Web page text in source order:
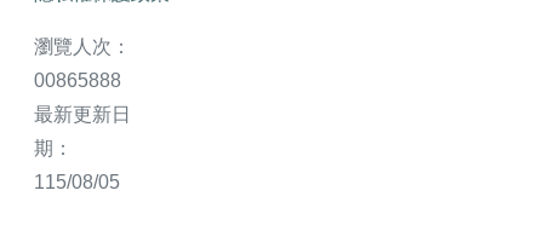
瀏覽人次：
00865888
最新更新日
期：
115/08/05